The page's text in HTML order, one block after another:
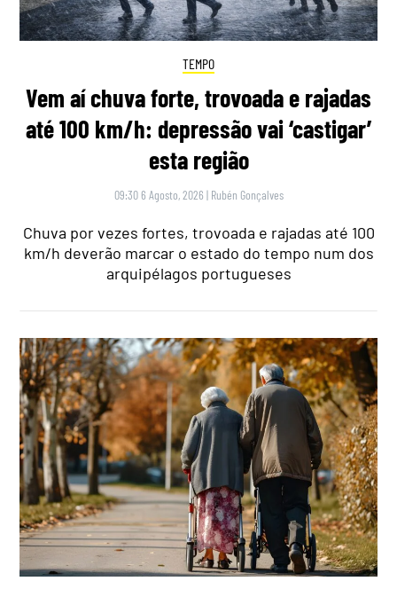
TEMPO
Vem aí chuva forte, trovoada e rajadas
até 100 km/h: depressão vai ‘castigar’
esta região
09:30 6 Agosto, 2026 | Rubén Gonçalves
Chuva por vezes fortes, trovoada e rajadas até 100
km/h deverão marcar o estado do tempo num dos
arquipélagos portugueses